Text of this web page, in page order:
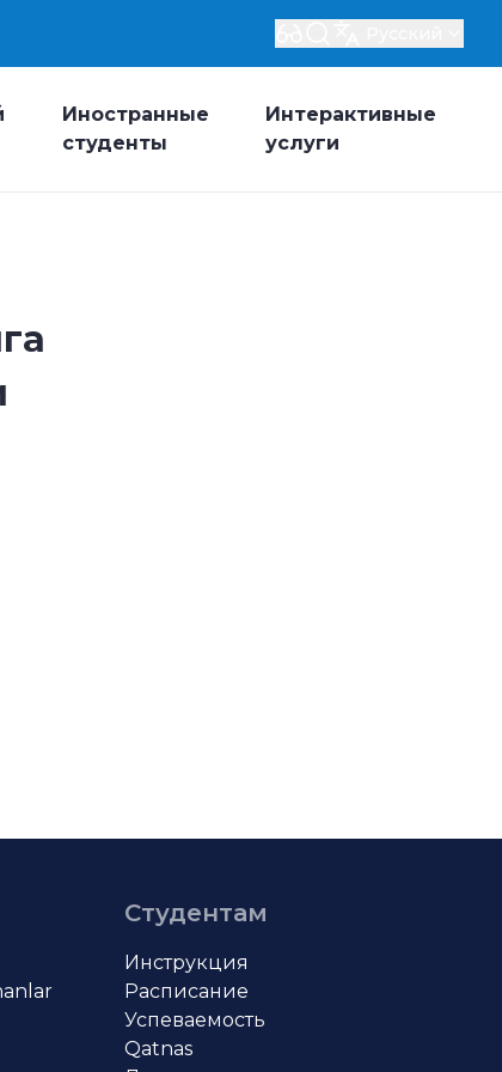
Иностранные
студенты
Интерактивные
услуги
Студентам
Инструкция
Расписание
Успеваемость
Qatnas